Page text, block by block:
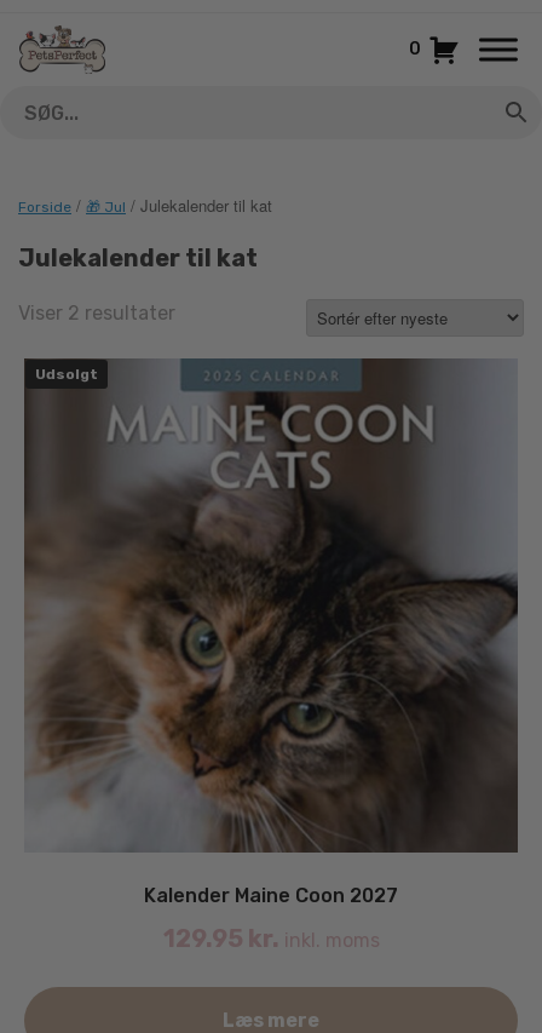
indhold
0
Forside / 🎁 Jul / Julekalender til kat
Julekalender til kat
Viser 2 resultaterSorted
latest
Udsolgt
Kalender Maine Coon 2027
129.95 kr. inkl. moms
Læs mere